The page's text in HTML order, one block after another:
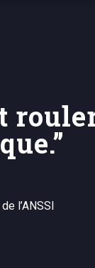
l’ANSSI